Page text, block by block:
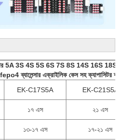
5A 3S 4S 5S 6S 7S 8S 14S 16S 18S
এক্রাইলিক কেস সহ ক্যাপাসিটর
EK-C17S5A
EK-C21S5A
১৭ এস
২১ এস
১৩-১৭ এস
১৭-২১ এস